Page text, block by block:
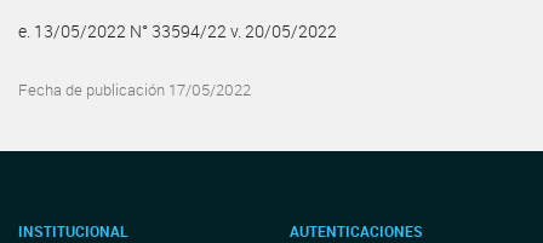
e. 13/05/2022 N° 33594/22 v. 20/05/2022
Fecha de publicación 17/05/2022
INSTITUCIONAL AUTENTICACIONES